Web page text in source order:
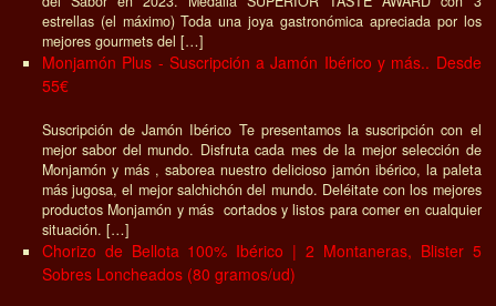
estrellas (el máximo) Toda una joya gastronómica apreciada por los
mejores gourmets del […]
Monjamón Plus - Suscripción a Jamón Ibérico y más.. Desde
55€
Suscripción de Jamón Ibérico Te presentamos la suscripción con el
mejor sabor del mundo. Disfruta cada mes de la mejor selección de
Monjamón y más , saborea nuestro delicioso jamón ibérico, la paleta
más jugosa, el mejor salchichón del mundo. Deléitate con los mejores
productos Monjamón y más cortados y listos para comer en cualquier
situación. […]
Chorizo de Bellota 100% Ibérico | 2 Montaneras, Blister 5
Sobres Loncheados (80 gramos/ud)